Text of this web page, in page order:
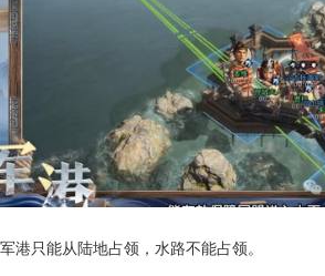
军港只能从陆地占领，水路不能占领。